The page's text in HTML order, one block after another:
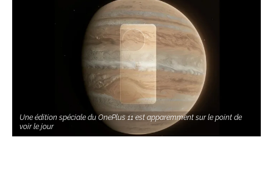
Une édition spéciale du OnePlus 11 est apparemment sur le point de
voir le jour